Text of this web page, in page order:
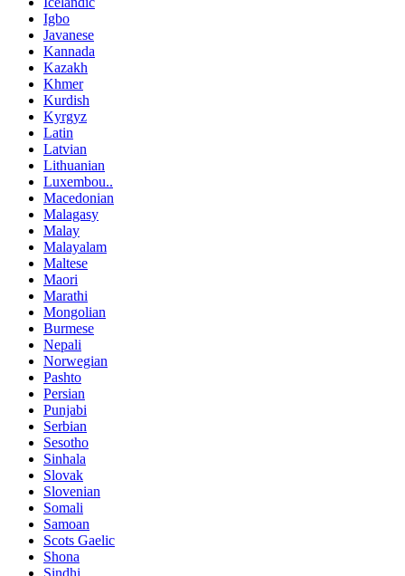
Igbo
Javanese
Kannada
Kazakh
Khmer
Kurdish
Kyrgyz
Latin
Latvian
Lithuanian
Luxembou..
Macedonian
Malagasy
Malay
Malayalam
Maltese
Maori
Marathi
Mongolian
Burmese
Nepali
Norwegian
Pashto
Persian
Punjabi
Serbian
Sesotho
Sinhala
Slovak
Slovenian
Somali
Samoan
Scots Gaelic
Shona
Sindhi